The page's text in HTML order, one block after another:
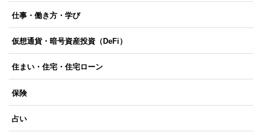
仕事・働き方・学び
仮想通貨・暗号資産投資（DeFi）
住まい・住宅・住宅ローン
保険
占い